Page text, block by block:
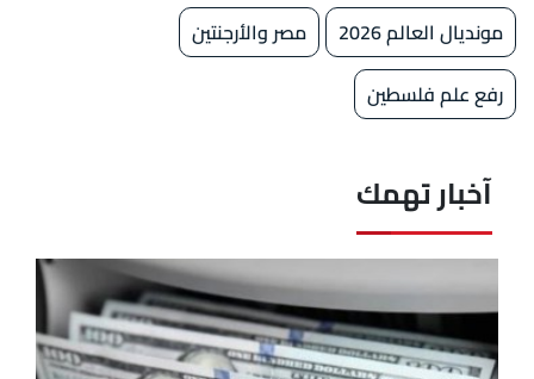
مونديال العالم 2026
مصر والأرجنتين
رفع علم فلسطين
آخبار تهمك